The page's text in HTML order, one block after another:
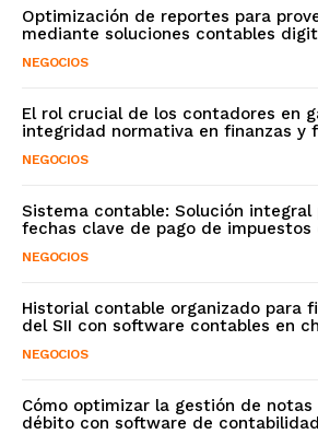
Optimización de reportes para
mediante soluciones contables
NEGOCIOS
El rol crucial de los contadores en
integridad normativa en finanzas y
NEGOCIOS
Sistema contable: Solución integral
fechas clave de pago de impuestos
NEGOCIOS
Historial contable organizado para
del SII con software contables en
NEGOCIOS
Cómo optimizar la gestión de
débito con software de contabilidad